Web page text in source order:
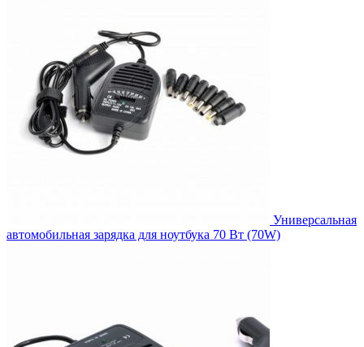
Универсальная
автомобильная зарядка для ноутбука 70 Вт (70W)